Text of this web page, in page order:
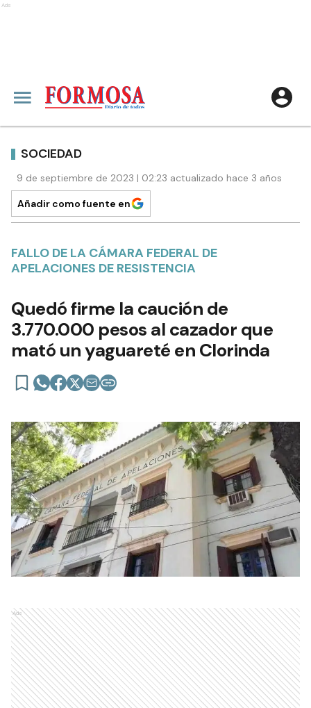
Ads
SOCIEDAD
9 de septiembre de 2023 | 02:23 actualizado hace 3 años
Añadir como fuente en
FALLO DE LA CÁMARA FEDERAL DE
APELACIONES DE RESISTENCIA
Quedó firme la caución de
3.770.000 pesos al cazador que
mató un yaguareté en Clorinda
Ads